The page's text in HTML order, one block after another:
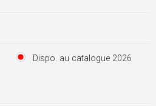
Dispo. au catalogue 2026